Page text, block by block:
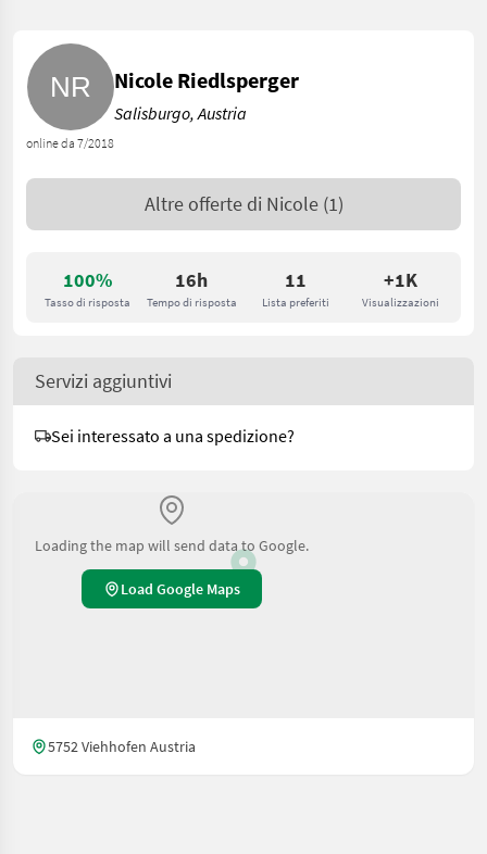
100%
Tasso di risposta
16h
Tempo di risposta
11
Lista preferiti
+1K
Visualizzazioni
online da 7/2018
Nicole Riedlsperger
Salisburgo, Austria
Altre offerte di Nicole (1)
Servizi aggiuntivi
Sei interessato a una spedizione?
Loading the map will send data to Google.
Load Google Maps
5752 Viehhofen Austria